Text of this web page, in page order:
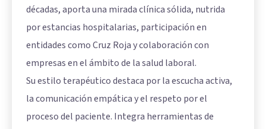
décadas, aporta una mirada clínica sólida, nutrida
por estancias hospitalarias, participación en
entidades como Cruz Roja y colaboración con
empresas en el ámbito de la salud laboral.
Su estilo terapéutico destaca por la escucha activa,
la comunicación empática y el respeto por el
proceso del paciente. Integra herramientas de